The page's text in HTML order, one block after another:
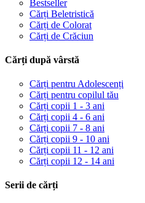
Bestseller
Cărți Beletristică
Cărți de Colorat
Cărți de Crăciun
Cărți după vârstă
Cărți pentru Adolescenți
Cărți pentru copilul tău
Cărți copii 1 - 3 ani
Cărți copii 4 - 6 ani
Cărți copii 7 - 8 ani
Cărți copii 9 - 10 ani
Cărți copii 11 - 12 ani
Cărți copii 12 - 14 ani
Serii de cărți